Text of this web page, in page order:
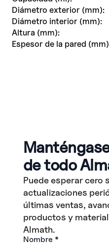
Diámetro exterior (mm):
Diámetro interior (mm):
Altura (mm):
Espesor de la pared
de todo
Puede esperar cero
actualizaciones
últimas ventas,
productos y
Almath.
Nombre *